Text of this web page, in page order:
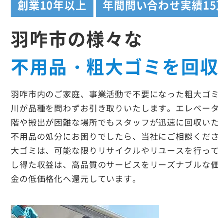
創業10年以上 年間問い合わせ実績
羽咋市の様々な
不用品・粗大ゴミを回
羽咋市内のご家庭、事業活動で不要になった粗大ゴ
川が品種を問わずお引き取りいたします。エレベー
階や搬出が困難な場所でもスタッフが迅速に回収い
不用品の処分にお困りでしたら、当社にご相談くだ
大ゴミは、可能な限りリサイクルやリユースを行っ
し得た収益は、高品質のサービスをリーズナブルな
金の低価格化へ還元しています。